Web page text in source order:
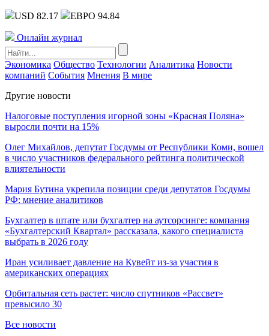
USD 82.17 ЕВРО 94.84
Онлайн журнал
Экономика Общество Технологии Аналитика Новости
компаний События Мнения В мире
Другие новости
Налоговые поступления игорной зоны «Красная Поляна»
выросли почти на 15%
Олег Михайлов, депутат Госдумы от Республики Коми, вошел
в число участников федерального рейтинга политической
влиятельности
Мария Бутина укрепила позиции среди депутатов Госдумы
РФ: мнение аналитиков
Бухгалтер в штате или бухгалтер на аутсорсинге: компания
«Бухгалтерский Квартал» рассказала, какого специалиста
выбрать в 2026 году
Иран усиливает давление на Кувейт из-за участия в
американских операциях
Орбитальная сеть растет: число спутников «Рассвет»
превысило 30
Все новости